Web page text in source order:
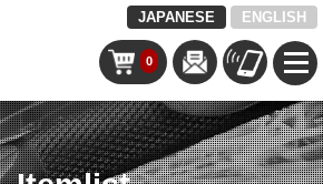
JAPANESE ENGLISH
0